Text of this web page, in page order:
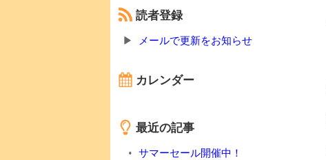
読者登録
メールで更新をお知らせ
カレンダー
最近の記事
サマーセール開催中！